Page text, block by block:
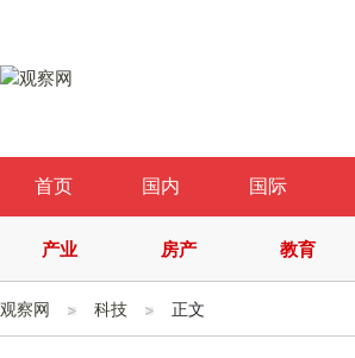
首页 国内 国际
产业 房产 教育
观察网 科技 正文